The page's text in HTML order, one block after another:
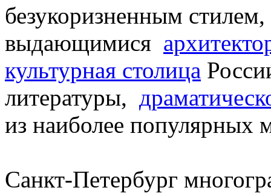
безукоризненным
выдающимися
культурная столица
литературы,
из наиболее популярных
Санкт-Петербург